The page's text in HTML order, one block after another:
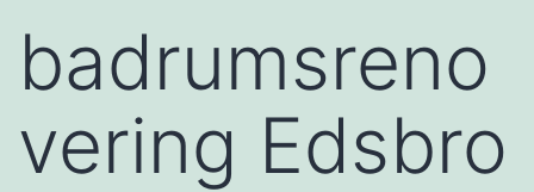
badrumsreno
vering Edsbro